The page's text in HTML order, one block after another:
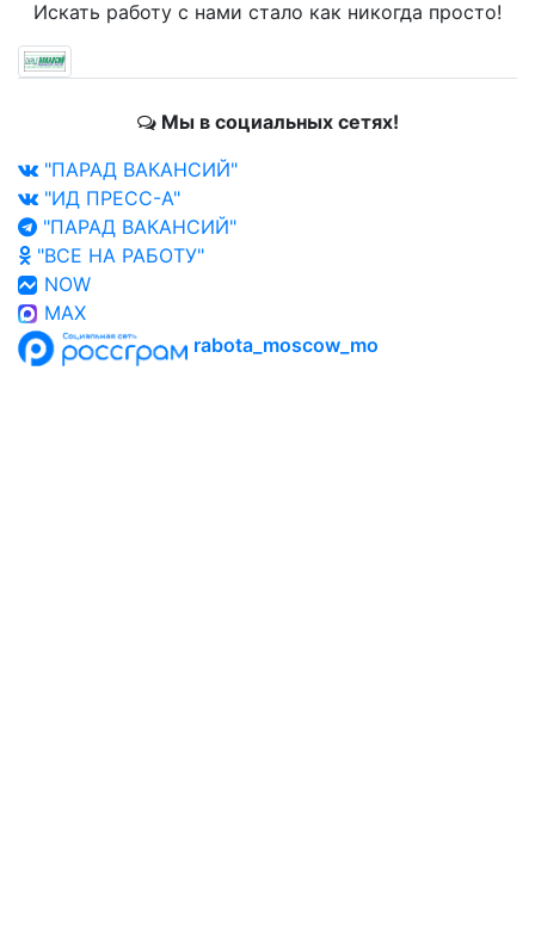
Искать работу с нами стало как никогда просто!
Мы в социальных сетях!
"ПАРАД ВАКАНСИЙ"
"ИД ПРЕСС-А"
"ПАРАД ВАКАНСИЙ"
"ВСЕ НА РАБОТУ"
NOW
MAX
rabota_moscow_mo